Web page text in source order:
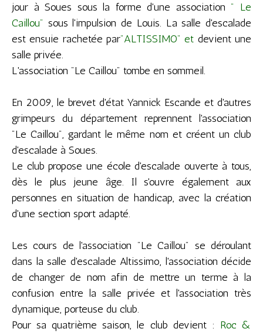
jour à Soues sous la forme d'une association " Le
Caillou" sous l'impulsion de Louis. La salle d'escalade
est ensuie rachetée par"ALTISSIMO" et devient une
salle privée.
L'association "Le Caillou" tombe en sommeil.
En 2009, le brevet d'état Yannick Escande et d'autres
grimpeurs du département reprennent l'association
"Le Caillou", gardant le même nom et créent un club
d'escalade à Soues.
Le club propose une école d'escalade ouverte à tous,
dès le plus jeune âge. Il s'ouvre également aux
personnes en situation de handicap, avec la création
d'une section sport adapté.
Les cours de l'association "Le Caillou" se déroulant
dans la salle d'escalade Altissimo, l'association décide
de changer de nom afin de mettre un terme à la
confusion entre la salle privée et l'association très
dynamique, porteuse du club.
Pour sa quatrième saison, le club devient : Roc &